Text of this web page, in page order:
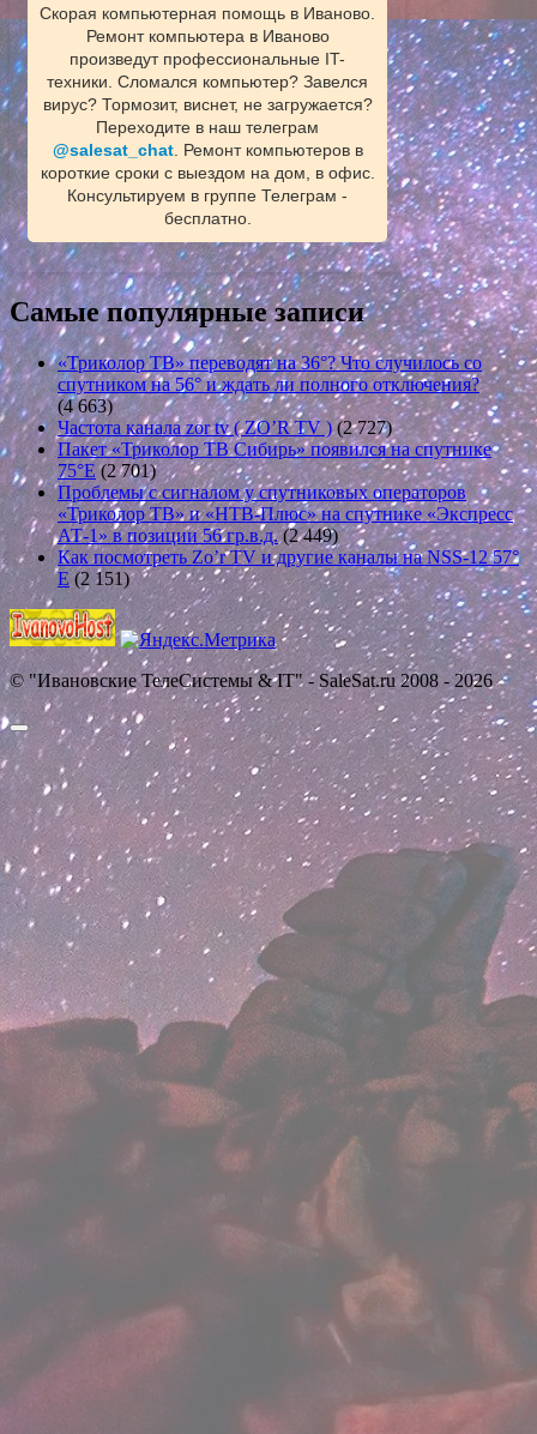
Скорая компьютерная помощь в Иваново.
Ремонт компьютера в Иваново
произведут профессиональные IT-
техники. Сломался компьютер? Завелся
вирус? Тормозит, виснет, не загружается?
Переходите в наш телеграм
@salesat_chat. Ремонт компьютеров в
короткие сроки с выездом на дом, в офис.
Консультируем в группе Телеграм -
бесплатно.
Самые популярные записи
«Триколор ТВ» переводят на 36°? Что случилось со
спутником на 56° и ждать ли полного отключения?
(4 663)
Частота канала zor tv ( ZO’R TV ) (2 727)
Пакет «Триколор ТВ Сибирь» появился на спутнике
75°E (2 701)
Проблемы с сигналом у спутниковых операторов
«Триколор ТВ» и «НТВ-Плюс» на спутнике «Экспресс
АТ-1» в позиции 56 гр.в.д. (2 449)
Как посмотреть Zo’r TV и другие каналы на NSS-12 57°
E (2 151)
© "Ивановские ТелеСистемы & IT" - SaleSat.ru 2008 - 2026
Прокрутить
вверх